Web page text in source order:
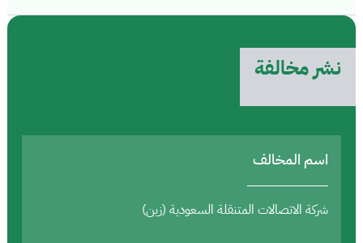
نشر مخالفة
اسم المخالف
شركة الاتصالات المتنقلة السعودية (زين)